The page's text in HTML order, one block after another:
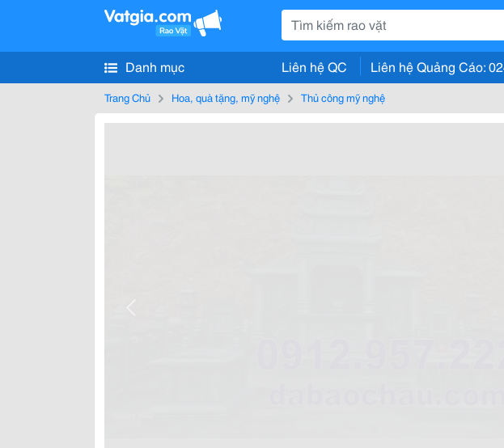
Danh mục Liên hệ QC Liên hệ Quảng Cáo:
Trang Chủ Hoa, quà tặng, mỹ nghệ Thủ công mỹ nghệ